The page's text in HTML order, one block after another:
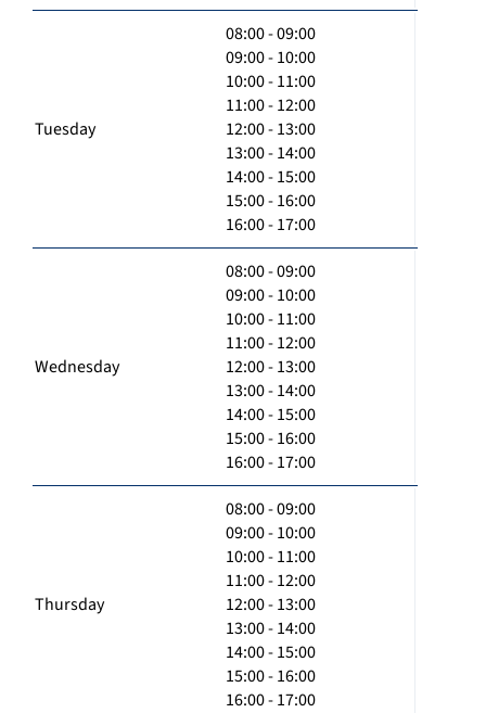
Tuesday
08:00 - 09:00
09:00 - 10:00
10:00 - 11:00
11:00 - 12:00
12:00 - 13:00
13:00 - 14:00
14:00 - 15:00
15:00 - 16:00
16:00 - 17:00
Wednesday
08:00 - 09:00
09:00 - 10:00
10:00 - 11:00
11:00 - 12:00
12:00 - 13:00
13:00 - 14:00
14:00 - 15:00
15:00 - 16:00
16:00 - 17:00
Thursday
08:00 - 09:00
09:00 - 10:00
10:00 - 11:00
11:00 - 12:00
12:00 - 13:00
13:00 - 14:00
14:00 - 15:00
15:00 - 16:00
16:00 - 17:00